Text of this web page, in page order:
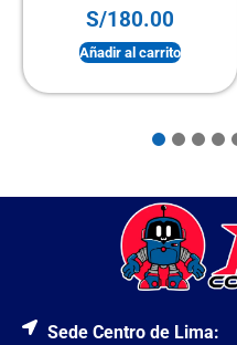
S/180.00
Añadir al carrito
Sede Centro de Lima: